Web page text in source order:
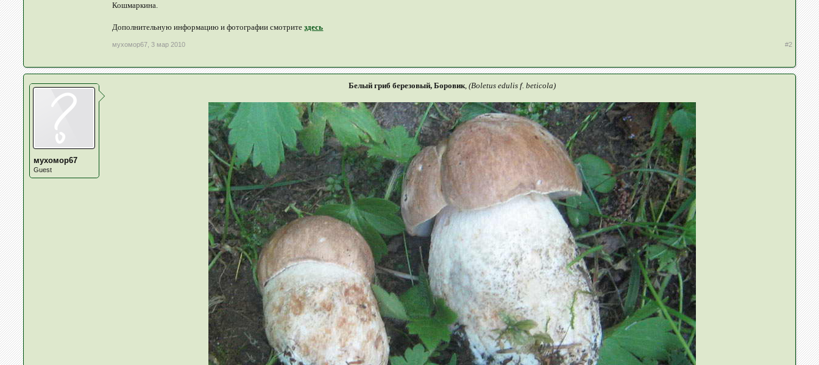
Кошмаркина.
Дополнительную информацию и фотографии смотритездесь
мухомор67 3 мар 2010 #2
мухомор67
Guest
Белый гриб березовый, Боровик, (Boletus edulis f. beticola)